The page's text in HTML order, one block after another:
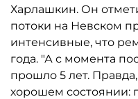
Харлашкин. Он
потоки на Невском
интенсивные, что
года. "А с момента
прошло 5 лет.
хорошем состоянии: